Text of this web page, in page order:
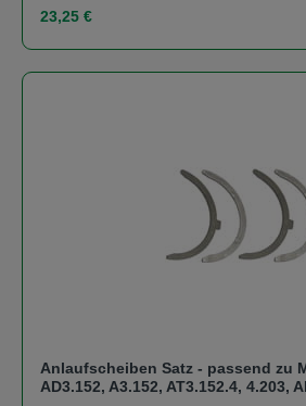
Regulärer Preis:
23,25 €
Anlaufscheiben Satz - passend zu
AD3.152, A3.152, AT3.152.4, 4.203,